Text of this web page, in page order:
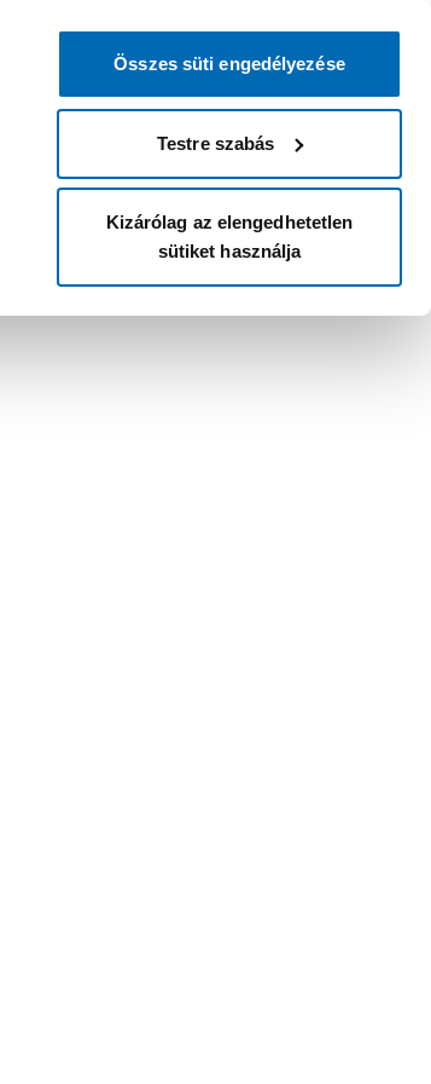
Összes süti engedélyezése
Testre szabás
Kizárólag az elengedhetetlen
sütiket használja